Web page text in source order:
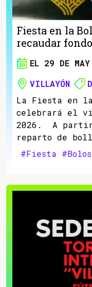
Fiesta en la
recaudar
EL 29 DE MAY
VILLAYÓN
La Fiesta en
celebrará el
2026. A partir
reparto de
#Fiesta #Bolos